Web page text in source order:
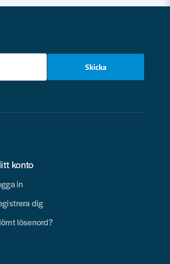
Skicka
konto
in
dig
lösenord?